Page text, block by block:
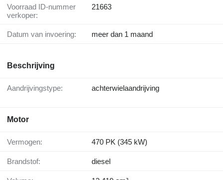
Voorraad ID-nummer
verkoper:
21663
Datum van invoering: meer dan 1 maand
Beschrijving
Aandrijvingstype: achterwielaandrijving
Motor
Vermogen: 470 PK (345 kW)
Brandstof: diesel